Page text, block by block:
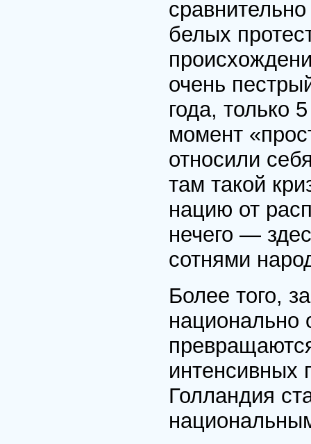
белых
очень
года, только
момент
относили
там такой
нацию от
нечего —
сотнями
Более того,
интенсивных
Голландия